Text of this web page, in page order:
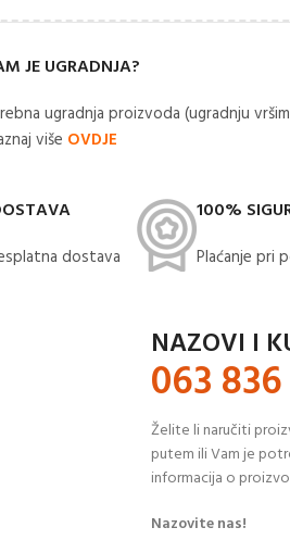
JE UGRADNJA?
ugradnja proizvoda (ugradnju
više OVDJE
dostava​
100%
Plaćanje pri
NAZOVI I
063
Želite li naručiti
putem ili Vam je
informacija o
Nazovite nas!